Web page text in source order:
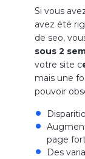
Si vous
avez été
de seo,
sous 2
votre site c
mais une
pouvoir
page
Des